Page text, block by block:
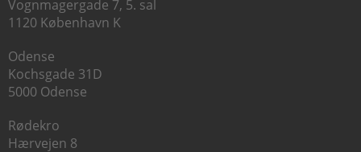
Vognmagergade 7, 5. sal
1120 København K
Odense
Kochsgade 31D
5000 Odense
Rødekro
Hærvejen 8